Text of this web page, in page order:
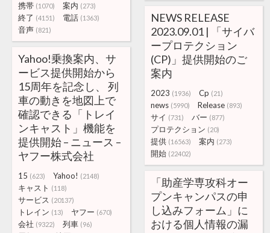
携帯 (1070) 案内 (273)
終了 (4151) 電話 (1363)
音声 (821)
NEWS RELEASE
2023.09.01 | 「サイバ
ープロテクション
(CP)」提供開始のご
案内
2023 (1936) Cp (21)
news (5990) Release (893)
サイ (731) バー (877)
プロテクション (20)
提供 (16563) 案内 (273)
開始 (22402)
Yahoo!乗換案内、サ
ービス提供開始から
15周年を記念し、 列
車の動きを地図上で
確認できる「トレイ
ンキャスト」機能を
提供開始 – ニュース –
ヤフー株式会社
15 (623) Yahoo! (2148)
キャスト (118)
サービス (20137)
トレイン (13) ヤフー (670)
会社 (9322) 列車 (96)
「助産学専攻科オー
プンキャンパスの申
し込みフォーム」に
おける個人情報の漏